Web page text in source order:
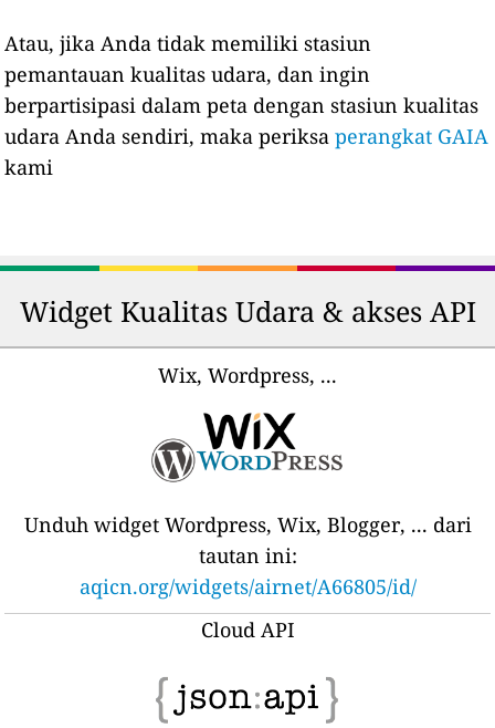
Atau, jika Anda tidak memiliki stasiun
pemantauan kualitas udara, dan ingin
berpartisipasi dalam peta dengan stasiun kualitas
udara Anda sendiri, maka periksaperangkat GAIA
kami
Widget Kualitas Udara & akses API
Wix, Wordpress, ...
Unduh widget Wordpress, Wix, Blogger, ... dari
tautan ini:
aqicn.org/widgets/airnet/A66805/id/
Cloud API